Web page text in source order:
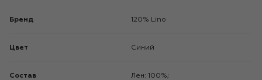
Бренд 120% Lino
Цвет Синий
Состав Лен: 100%;